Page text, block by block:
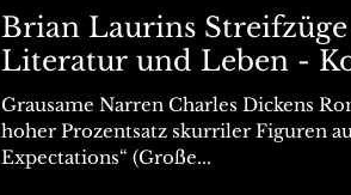
Brian Laurins
Literatur und Leben -
Grausame Narren Charles Dickens
hoher Prozentsatz skurriler Figuren
Expectations“ (Große...